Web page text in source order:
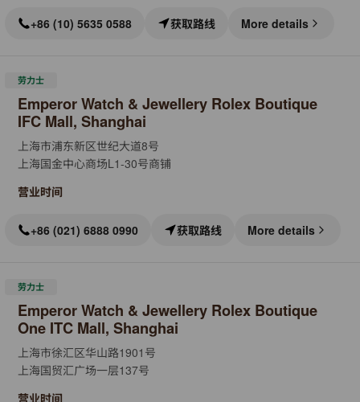
+86 (10) 5635 0588 获取路线 More details
劳力士
Emperor Watch & Jewellery Rolex Boutique
IFC Mall, Shanghai
上海市浦东新区世纪大道8号
上海国金中心商场L1-30号商铺
营业时间
+86 (021) 6888 0990 获取路线 More details
劳力士
Emperor Watch & Jewellery Rolex Boutique
One ITC Mall, Shanghai
上海市徐汇区华山路1901号
上海国贸汇广场一层137号
营业时间